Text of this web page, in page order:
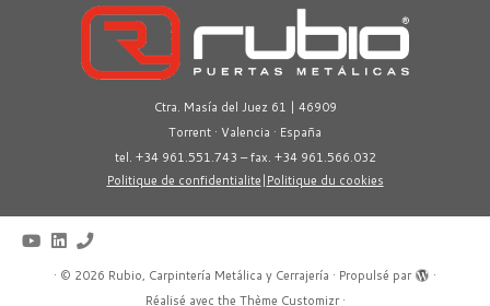
Ctra. Masía del Juez 61 | 46909
Torrent · Valencia · España
tel. +34 961.551.743 – fax. +34 961.566.032
Politique de confidentialite|Politique du cookies
· © 2026 Rubio, Carpintería Metálica y Cerrajería · Propulsé par
·
Réalisé avec the Thème Customizr·